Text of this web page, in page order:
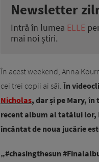
Newsletter
Intră în lumea ELLE
mai noi știri.
În acest weekend, Anna
cei trei copii ai săi. În
Nicholas, dar și pe Mary,
recent album al tatălui lor,
încântat de noua jucărie
„#chasingthesun